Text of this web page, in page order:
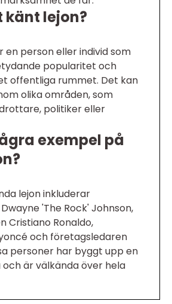
känt lejon?
en person eller individ som
popularitet och
offentliga rummet. Det kan
olika områden, som
politiker eller
exempel på
lejon inkluderar
'The Rock' Johnson,
Cristiano Ronaldo,
och företagsledaren
personer har byggt upp en
är välkända över hela